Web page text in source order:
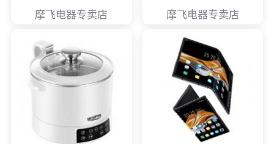
摩飞电器专卖店 摩飞电器专卖店